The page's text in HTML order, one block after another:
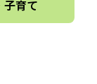
子育て